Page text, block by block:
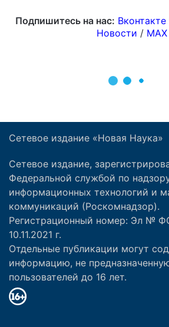
Сетевое издание «Новая Наука»
Сетевое издание,
Федеральной службой по
информационных технологий и
коммуникаций (Роскомнадзор).
Регистрационный номер: Эл №
10.11.2021 г.
Отдельные публикации могут
информацию, не
пользователей до 16 лет.